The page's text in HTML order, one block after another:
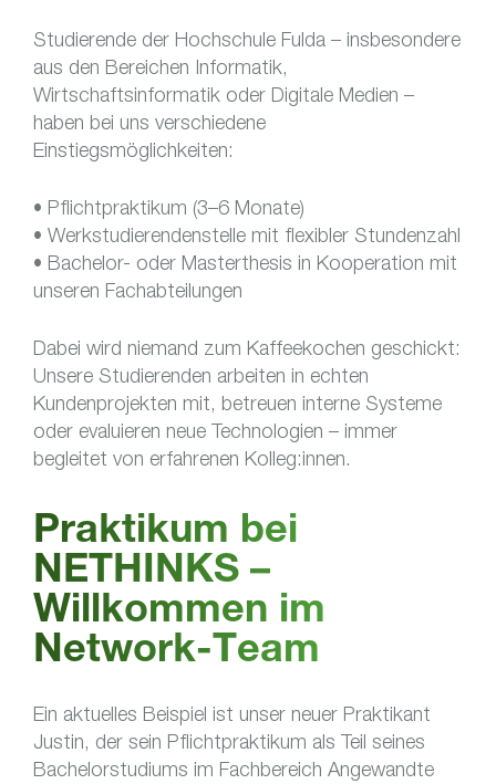
Studierende der Hochschule Fulda – insbesondere
aus den Bereichen Informatik,
Wirtschaftsinformatik oder Digitale Medien –
haben bei uns verschiedene
Einstiegsmöglichkeiten:
• Pflichtpraktikum (3–6 Monate)
• Werkstudierendenstelle mit flexibler Stundenzahl
• Bachelor- oder Masterthesis in Kooperation mit
unseren Fachabteilungen
Dabei wird niemand zum Kaffeekochen geschickt:
Unsere Studierenden arbeiten in echten
Kundenprojekten mit, betreuen interne Systeme
oder evaluieren neue Technologien – immer
begleitet von erfahrenen Kolleg:innen.
Praktikum bei
NETHINKS –
Willkommen im
Network-Team
Ein aktuelles Beispiel ist unser neuer Praktikant
Justin, der sein Pflichtpraktikum als Teil seines
Bachelorstudiums im Fachbereich Angewandte